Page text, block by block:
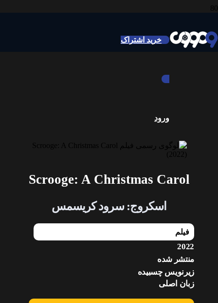
خرید اشتراک
ورود
Scrooge: A Christmas Carol
اسکروج: سرود کریسمس
فیلم
2022
منتشر شده
زیرنویس چسبیده
زبان اصلی